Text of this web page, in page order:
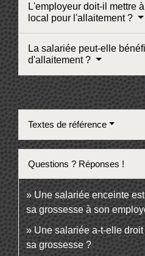
L'employeur doit-il mettre
local pour l'allaitement ?
La salariée peut-elle
d'allaitement ?
Textes de référence
Questions ? Réponses !
Une salariée enceinte
sa grossesse à son
Une salariée a-t-elle
sa grossesse ?